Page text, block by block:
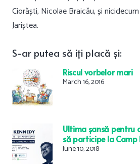
Ciorăști, Nicolae Braicău, și
Jariștea.
S-ar putea să iți placă și:
Riscul vorbelor mari
March 16, 2016
Ultima șansă pentru
să participe la Camp
June 10, 2018